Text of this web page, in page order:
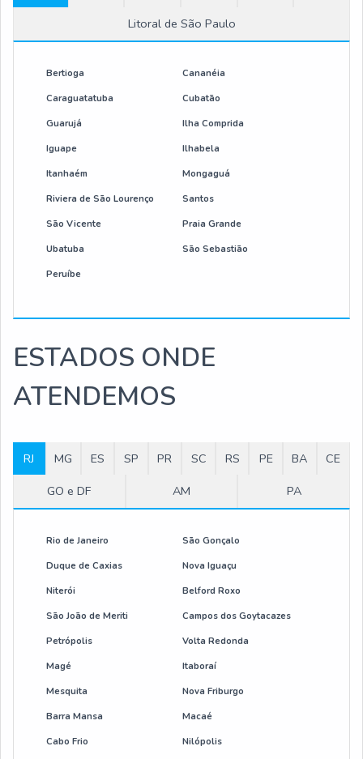
Litoral de São Paulo
Bertioga Cananéia
Caraguatatuba Cubatão
Guarujá Ilha Comprida
Iguape Ilhabela
Itanhaém Mongaguá
Riviera de São Lourenço Santos
São Vicente Praia Grande
Ubatuba São Sebastião
Peruíbe
ESTADOS ONDE
ATENDEMOS
RJ MG ES SP PR SC RS PE BA
CE
GO e DF
AM PA
Rio de Janeiro São Gonçalo
Duque de Caxias Nova Iguaçu
Niterói Belford Roxo
São João de Meriti Campos dos Goytacazes
Petrópolis Volta Redonda
Magé Itaboraí
Mesquita Nova Friburgo
Barra Mansa Macaé
Cabo Frio Nilópolis